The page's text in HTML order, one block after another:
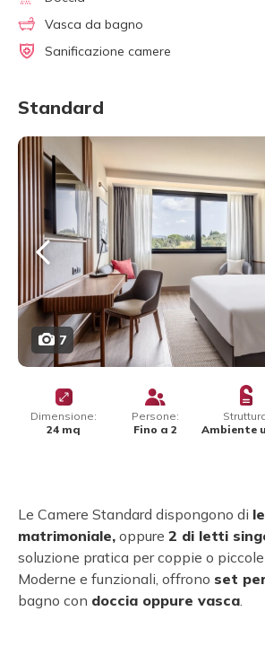
Vasca da bagno
Sanificazione camere
Standard
7
Dimensione:
24 mq
Persone:
Fino a 2
Ambiente
Le Camere Standard dispongono di
matrimoniale, oppure 2 di letti
soluzione pratica per coppie o
Moderne e funzionali, offrono set
bagno con doccia oppure vasca.